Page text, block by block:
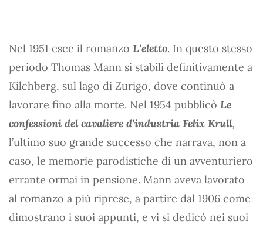
Nel 1951 esce il romanzo L’eletto. In questo stesso
periodo Thomas Mann si stabilì definitivamente a
Kilchberg, sul lago di Zurigo, dove continuò a
lavorare fino alla morte. Nel 1954 pubblicò Le
confessioni del cavaliere d’industria Felix Krull,
l’ultimo suo grande successo che narrava, non a
caso, le memorie parodistiche di un avventuriero
errante ormai in pensione. Mann aveva lavorato
al romanzo a più riprese, a partire dal 1906 come
dimostrano i suoi appunti, e vi si dedicò nei suoi